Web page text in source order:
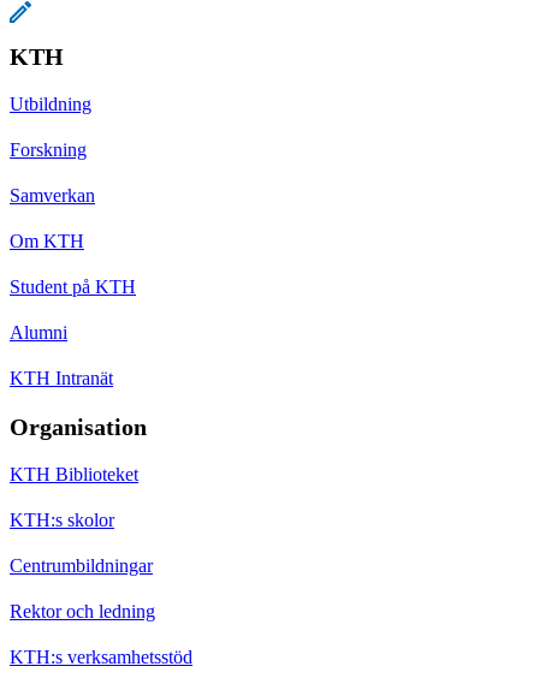
KTH
Utbildning
Forskning
Samverkan
Om KTH
Student på KTH
Alumni
KTH Intranät
Organisation
KTH Biblioteket
KTH:s skolor
Centrumbildningar
Rektor och ledning
KTH:s verksamhetsstöd